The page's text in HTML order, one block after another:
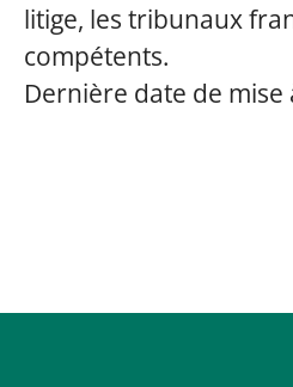
litige, les tribunaux
compétents.
Dernière date de